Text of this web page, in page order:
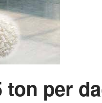
per